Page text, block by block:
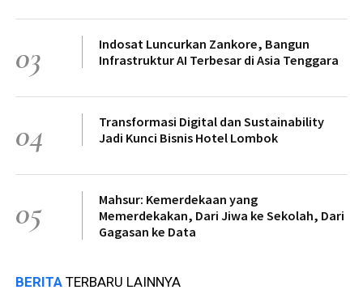
03
Indosat Luncurkan Zankore, Bangun
Infrastruktur AI Terbesar di Asia Tenggara
04
Transformasi Digital dan Sustainability
Jadi Kunci Bisnis Hotel Lombok
05
Mahsur: Kemerdekaan yang
Memerdekakan, Dari Jiwa ke Sekolah, Dari
Gagasan ke Data
BERITA TERBARU LAINNYA